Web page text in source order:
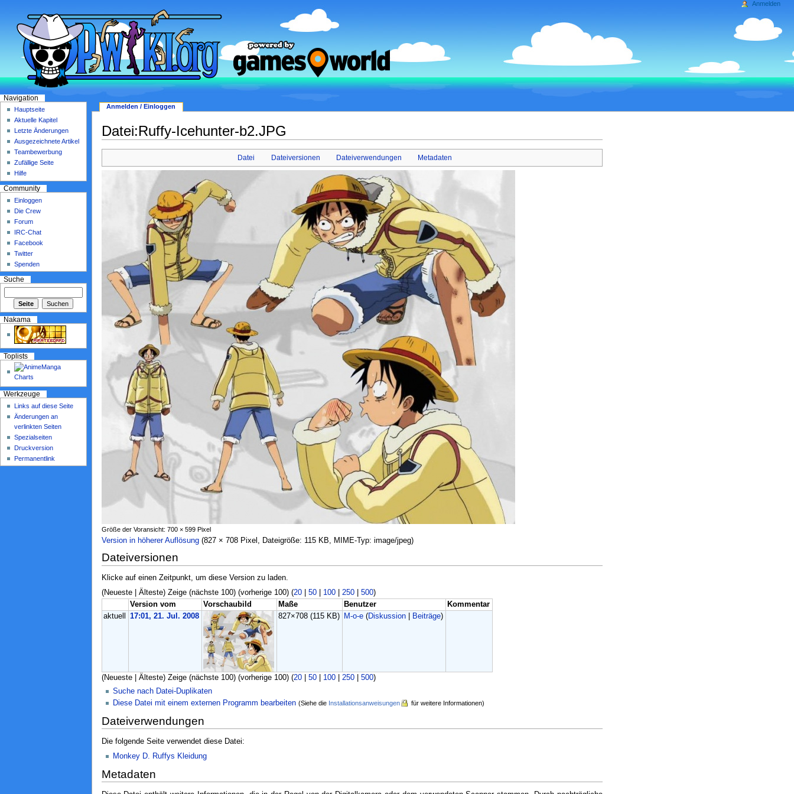
Datei:Ruffy-Icehunter-b2.JPG
Datei Dateiversionen Dateiverwendungen Metadaten
Größe der Voransicht: 700 × 599 Pixel
Version in höherer Auflösung‎ (827 × 708 Pixel, Dateigröße: 115 KB, MIME-Typ: image/jpeg)
Dateiversionen
Klicke auf einen Zeitpunkt, um diese Version zu laden.
(Neueste | Älteste) Zeige (nächste 100) (vorherige 100) (20| 50| 100| 250| 500)
Version vom
Vorschaubild Maße Benutzer
Kommentar
aktuell
17:01, 21. Jul. 2008 827×708(115 KB) M-o-e (Diskussion Beiträge)
(Neueste | Älteste) Zeige (nächste 100) (vorherige 100) (20| 50| 100| 250| 500)
Suche nach Datei-Duplikaten
Diese Datei mit einem externen Programm bearbeiten (Siehe die Installationsanweisungen für weitere Informationen)
Dateiverwendungen
Die folgende Seite verwendet diese Datei:
Monkey D. Ruffys Kleidung
Metadaten
Anmelden / Einloggen
Anmelden
Navigation
Hauptseite
Aktuelle Kapitel
Letzte Änderungen
Ausgezeichnete Artikel
Teambewerbung
Zufällige Seite
Hilfe
Community
Einloggen
Die Crew
Forum
IRC-Chat
Facebook
Twitter
Spenden
Suche
Nakama
Toplists
Werkzeuge
Links auf diese Seite
Änderungen an
verlinkten Seiten
Spezialseiten
Druckversion
Permanentlink